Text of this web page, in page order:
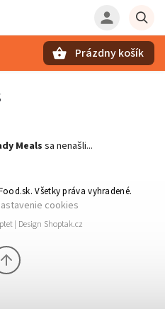
Prázdny košík
Meals sa nenašli...
. Všetky práva vyhradené.
cookies
| Design Shoptak.cz